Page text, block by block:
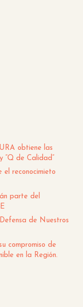
obtiene las
“Q de Calidad”
reconocimieto
parte del
de Nuestros
compromiso de
en la Región.